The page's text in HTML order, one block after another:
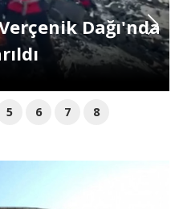
Dağı'nda
5 6 7 8